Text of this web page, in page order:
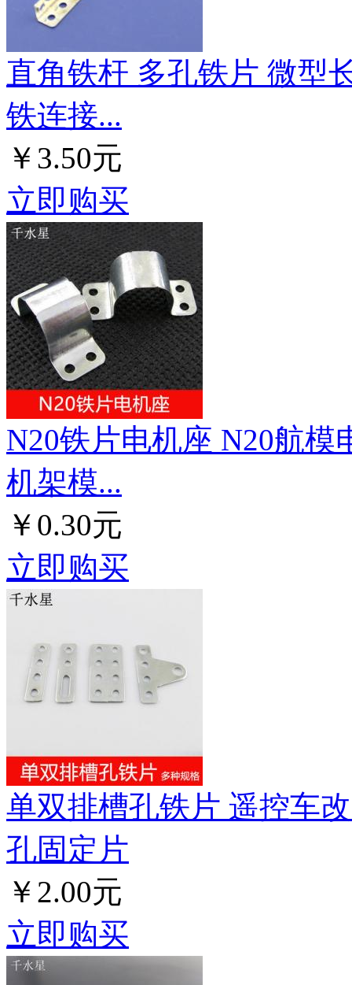
直角铁杆 多孔铁片 微型
铁连接...
￥3.50元
立即购买
N20铁片电机座 N20航
机架模...
￥0.30元
立即购买
单双排槽孔铁片 遥控车
孔固定片
￥2.00元
立即购买